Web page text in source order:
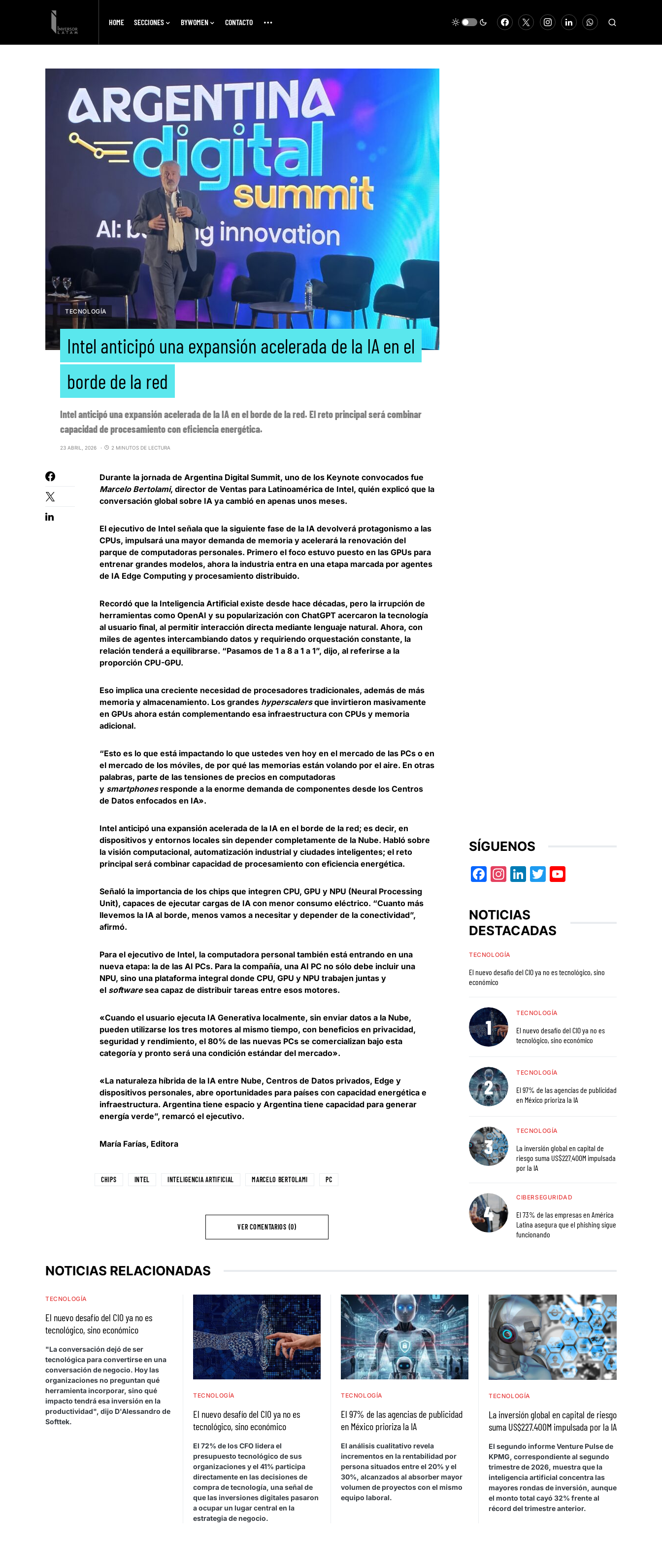
HOME SECCIONES BYWOMEN CONTACTO
TECNOLOGÍA
Intel anticipó una expansión acelerada de la IA en el
borde de la red
Intel anticipó una expansión acelerada de la IA en el borde de la red. El reto principal será combinar
capacidad de procesamiento con eficiencia energética.
23 ABRIL, 2026 2 MINUTOS DE LECTURA
Durante la jornada de Argentina Digital Summit, uno de los Keynote convocados fue
Marcelo Bertolami, director de Ventas para Latinoamérica de Intel, quién explicó que la
conversación global sobre IA ya cambió en apenas unos meses.
El ejecutivo de Intel señala que la siguiente fase de la IA devolverá protagonismo a las
CPUs, impulsará una mayor demanda de memoria y acelerará la renovación del
parque de computadoras personales. Primero el foco estuvo puesto en las GPUs para
entrenar grandes modelos, ahora la industria entra en una etapa marcada por agentes
de IA Edge Computing y procesamiento distribuido.
Recordó que la Inteligencia Artificial existe desde hace décadas, pero la irrupción de
herramientas como OpenAI y su popularización con ChatGPT acercaron la tecnología
al usuario final, al permitir interacción directa mediante lenguaje natural. Ahora, con
miles de agentes intercambiando datos y requiriendo orquestación constante, la
relación tenderá a equilibrarse. “Pasamos de 1 a 8 a 1 a 1”, dijo, al referirse a la
proporción CPU-GPU.
Eso implica una creciente necesidad de procesadores tradicionales, además de más
memoria y almacenamiento. Los grandes hyperscalersque invirtieron masivamente
en GPUs ahora están complementando esa infraestructura con CPUs y memoria
adicional.
“Esto es lo que está impactando lo que ustedes ven hoy en el mercado de las PCs o en
el mercado de los móviles, de por qué las memorias están volando por el aire. En otras
palabras, parte de las tensiones de precios en computadoras
y smartphonesresponde a la enorme demanda de componentes desde los Centros
de Datos enfocados en IA».
Intel anticipó una expansión acelerada de la IA en el borde de la red; es decir, en
dispositivos y entornos locales sin depender completamente de la Nube. Habló sobre
la visión computacional, automatización industrial y ciudades inteligentes; el reto
principal será combinar capacidad de procesamiento con eficiencia energética.
Señaló la importancia de los chips que integren CPU, GPU y NPU (Neural Processing
Unit), capaces de ejecutar cargas de IA con menor consumo eléctrico. “Cuanto más
llevemos la IA al borde, menos vamos a necesitar y depender de la conectividad”,
afirmó.
Para el ejecutivo de Intel, la computadora personal también está entrando en una
nueva etapa: la de las AI PCs. Para la compañía, una AI PC no sólo debe incluir una
NPU, sino una plataforma integral donde CPU, GPU y NPU trabajen juntas y
el softwaresea capaz de distribuir tareas entre esos motores.
«Cuando el usuario ejecuta IA Generativa localmente, sin enviar datos a la Nube,
pueden utilizarse los tres motores al mismo tiempo, con beneficios en privacidad,
seguridad y rendimiento, el 80% de las nuevas PCs se comercializan bajo esta
categoría y pronto será una condición estándar del mercado».
«La naturaleza híbrida de la IA entre Nube, Centros de Datos privados, Edge y
dispositivos personales, abre oportunidades para países con capacidad energética e
infraestructura. Argentina tiene espacio y Argentina tiene capacidad para generar
energía verde”, remarcó el ejecutivo.
María Farías, Editora
CHIPS INTEL INTELIGENCIA ARTIFICIAL MARCELO BERTOLAMI PC
VER COMENTARIOS (0)
SÍGUENOS
Facebook
Instagram
LinkedIn
Twitter
NOTICIAS
DESTACADAS
TECNOLOGÍA
El nuevo desafío del CIO ya no es tecnológico, sino
económico
TECNOLOGÍA
El nuevo desafío del CIO ya no es
tecnológico, sino económico
TECNOLOGÍA
El 97% de las agencias de publicidad
en México prioriza la IA
TECNOLOGÍA
La inversión global en capital de
riesgo suma US$227.400M impulsada
por la IA
CIBERSEGURIDAD
El 73% de las empresas en América
Latina asegura que el phishing sigue
funcionando
NOTICIAS RELACIONADAS
TECNOLOGÍA
El nuevo desafío del CIO ya no es
tecnológico, sino económico
"La conversación dejó de ser
tecnológica para convertirse en una
conversación de negocio. Hoy las
organizaciones no preguntan qué
herramienta incorporar, sino qué
impacto tendrá esa inversión en la
productividad", dijo D'Alessandro de
Softtek.
TECNOLOGÍA
El nuevo desafío del CIO ya no es
tecnológico, sino económico
El 72% de los CFO lidera el
presupuesto tecnológico de sus
organizaciones y el 41% participa
directamente en las decisiones de
compra de tecnología, una señal de
que las inversiones digitales pasaron
a ocupar un lugar central en la
estrategia de negocio.
TECNOLOGÍA
El 97% de las agencias de publicidad
en México prioriza la IA
El análisis cualitativo revela
incrementos en la rentabilidad por
persona situados entre el 20% y el
30%, alcanzados al absorber mayor
volumen de proyectos con el mismo
equipo laboral.
TECNOLOGÍA
La inversión global en capital de riesgo
suma US$227.400M impulsada por la IA
El segundo informe Venture Pulse de
KPMG, correspondiente al segundo
trimestre de 2026, muestra que la
inteligencia artificial concentra las
mayores rondas de inversión, aunque
el monto total cayó 32% frente al
récord del trimestre anterior.